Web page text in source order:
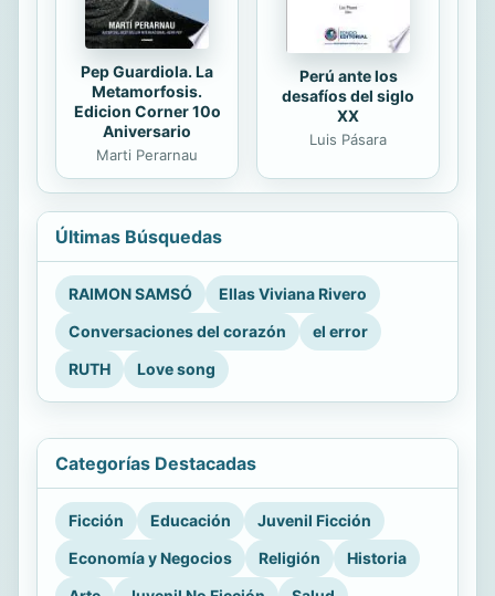
Pep Guardiola. La
Metamorfosis.
Edicion Corner 10o
Aniversario
Marti Perarnau
Perú ante los
desafíos del siglo
XX
Luis Pásara
Últimas Búsquedas
RAIMON SAMSÓ
Ellas Viviana Rivero
Conversaciones del corazón
el error
RUTH
Love song
Categorías Destacadas
Ficción Educación
Juvenil Ficción
Economía y Negocios
Religión
Historia